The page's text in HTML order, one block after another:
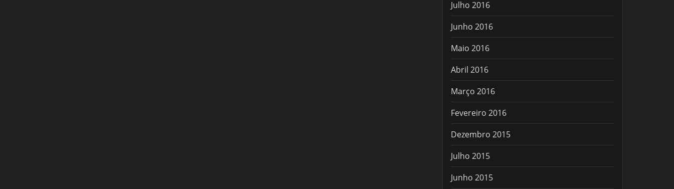
Julho 2016
Junho 2016
Maio 2016
Abril 2016
Março 2016
Fevereiro 2016
Dezembro 2015
Julho 2015
Junho 2015